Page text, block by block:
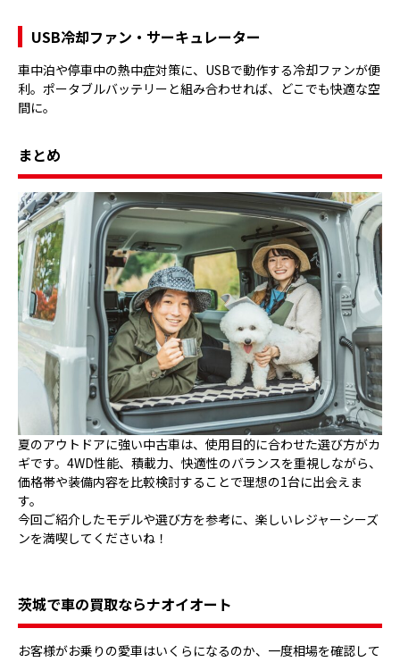
USB冷却ファン・サーキュレーター
車中泊や停車中の熱中症対策に、USBで動作する冷却ファンが便
利。ポータブルバッテリーと組み合わせれば、どこでも快適な空
間に。
まとめ
夏のアウトドアに強い中古車は、使用目的に合わせた選び方がカ
ギです。4WD性能、積載力、快適性のバランスを重視しながら、
価格帯や装備内容を比較検討することで理想の1台に出会えま
す。
今回ご紹介したモデルや選び方を参考に、楽しいレジャーシーズ
ンを満喫してくださいね！
茨城で車の買取ならナオイオート
お客様がお乗りの愛車はいくらになるのか、一度相場を確認して